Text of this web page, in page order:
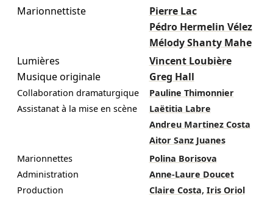
Marionnettiste
Pierre Lac
Pédro Hermelin Vélez
Mélody Shanty Mahe
Lumières
Vincent Loubière
Musique originale
Greg Hall
Collaboration dramaturgique
Pauline Thimonnier
Assistanat à la mise en scène
Laëtitia Labre
Andreu Martinez Costa
Aitor Sanz Juanes
Marionnettes
Polina Borisova
Administration
Anne-Laure Doucet
Production
Claire Costa, Iris Oriol